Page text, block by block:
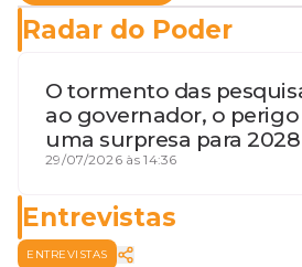
Radar do Poder
O tormento das
ao governador, o
uma surpresa para
terceira guerra mundial
29/07/2026 às 14:36
Entrevistas
ENTREVISTAS